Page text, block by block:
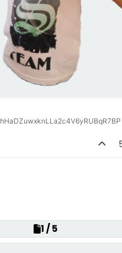
Gaming Platform
1 / 5